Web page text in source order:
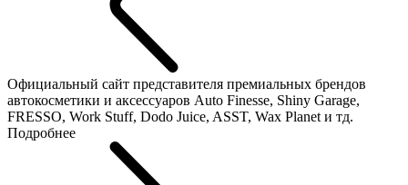
Официальный сайт представителя премиальных брендов
автокосметики и аксессуаров Auto Finesse, Shiny Garage,
FRESSO, Work Stuff, Dodo Juice, ASST, Wax Planet и тд.
Подробнее